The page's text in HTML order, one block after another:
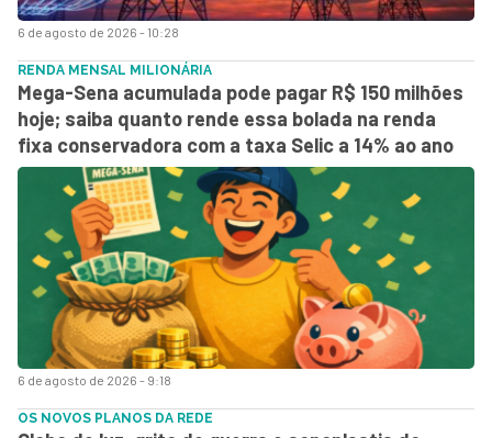
6 de agosto de 2026 - 10:28
6 de agosto de 2026 - 9:18
RENDA MENSAL MILIONÁRIA
Mega-Sena acumulada pode pagar R$ 150 milhões
hoje; saiba quanto rende essa bolada na renda
fixa conservadora com a taxa Selic a 14% ao ano
OS NOVOS PLANOS DA REDE